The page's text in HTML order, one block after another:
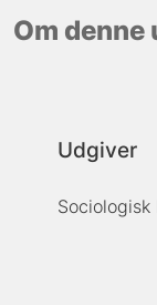
Om denne
Udgiver